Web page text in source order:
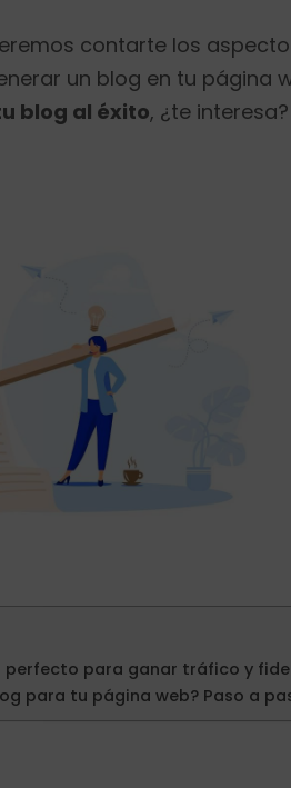
contarte los
un blog en tu página
blog al éxito, ¿te
perfecto para ganar tráfico y
para tu página web? Paso a